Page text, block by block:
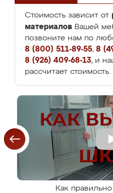
Стоимость зависит от
материалов Вашей
позвоните нам по
8 (800) 511-89-55, 8
8 (926) 409-68-13, и
рассчитает стоимость.
Как